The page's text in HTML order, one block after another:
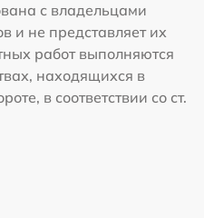
с владельцами
и не представляет их
работ выполняются
находящихся в
в соответствии со ст.